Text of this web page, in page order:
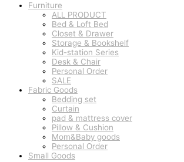
Furniture
ALL PRODUCT
Bed & Loft Bed
Closet & Drawer
Storage & Bookshelf
Kid-station Series
Desk & Chair
Personal Order
SALE
Fabric Goods
Bedding set
Curtain
pad & mattress cover
Pillow & Cushion
Mom&Baby goods
Personal Order
Small Goods